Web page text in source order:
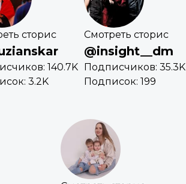
сторис
140.7K
3.2K
Смотреть сторис
@insight__dm
Подписчиков: 35.3K
Подписок: 199